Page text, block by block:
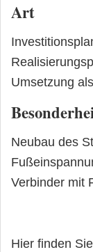
Art
Umsetzung
Neubau des
Verbinder mit
Hier finden Sie